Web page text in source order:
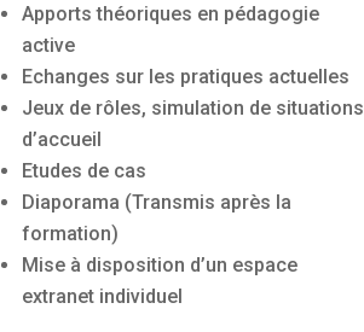
Apports théoriques en pédagogie
active
Echanges sur les pratiques actuelles
Jeux de rôles, simulation de situations
d’accueil
Etudes de cas
Diaporama (Transmis après la
formation)
Mise à disposition d’un espace
extranet individuel